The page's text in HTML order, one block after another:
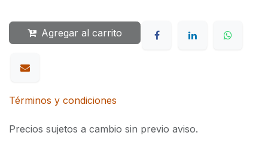
Agregar al carrito
Términos y condiciones
Precios sujetos a cambio sin previo aviso.